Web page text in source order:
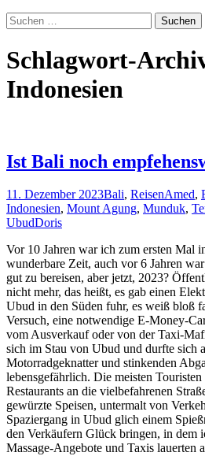
Suchen
nach:
Schlagwort-
Indonesien
Ist Bali noch
11. Dezember 2023Bali, ReisenAmed,
Indonesien, Mount Agung, Munduk,
UbudDoris
Vor 10 Jahren war ich zum ersten Mal
wunderbare Zeit, auch vor 6 Jahren
gut zu bereisen, aber jetzt, 2023?
nicht mehr, das heißt, es gab einen
Ubud in den Süden fuhr, es weiß bloß
Versuch, eine notwendige E-Money-
vom Ausverkauf oder von der Taxi-
sich im Stau von Ubud und durfte sich
Motorradgeknatter und stinkenden
lebensgefährlich. Die meisten
Restaurants an die vielbefahrenen
gewürzte Speisen, untermalt von
Spaziergang in Ubud glich einem
den Verkäufern Glück bringen, in dem
Massage-Angebote und Taxis lauerten